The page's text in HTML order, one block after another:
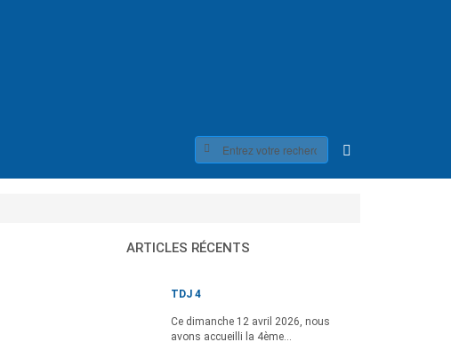
ARTICLES RÉCENTS
TDJ 4
Ce dimanche 12 avril 2026, nous
avons accueilli la 4ème...